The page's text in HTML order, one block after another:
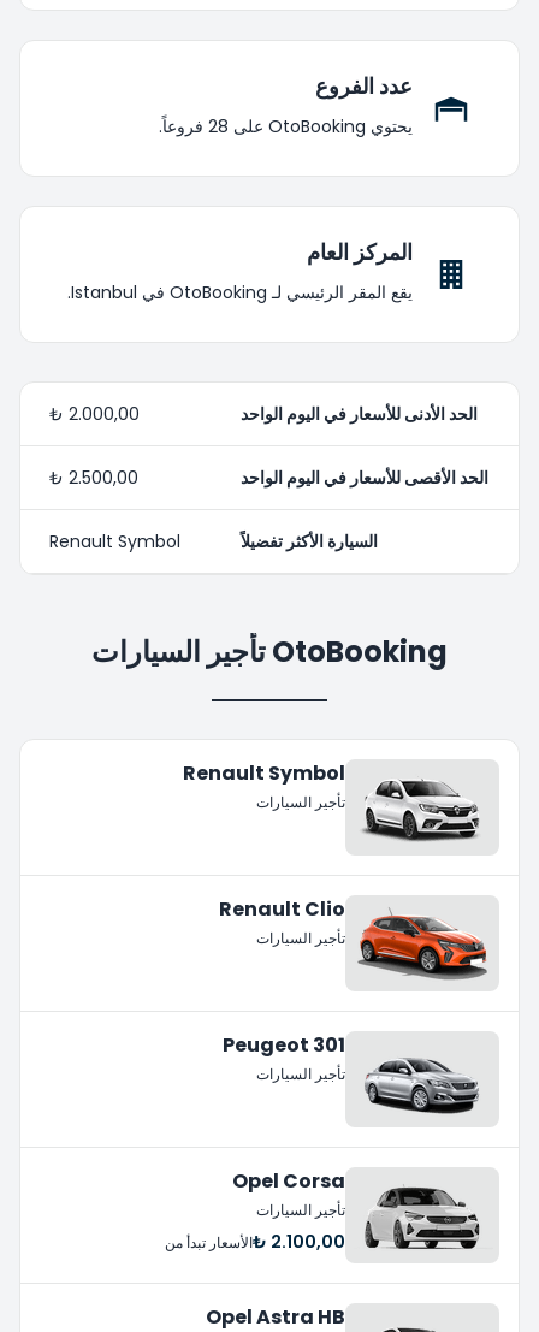
عدد الفروع
يحتوي OtoBooking على 28 فروعاً.
المركز العام
يقع المقر الرئيسي لـ OtoBooking في Istanbul.
الحد الأدنى للأسعار في اليوم الواحد 2.000,00 ₺
الحد الأقصى للأسعار في اليوم الواحد 2.500,00 ₺
السيارة الأكثر تفضيلاً Renault Symbol
OtoBooking تأجير السيارات
Renault Symbol
تأجير السيارات
Renault Clio
تأجير السيارات
Peugeot 301
تأجير السيارات
Opel Corsa
تأجير السيارات
2.100,00 ₺ الأسعار تبدأ من
Opel Astra HB